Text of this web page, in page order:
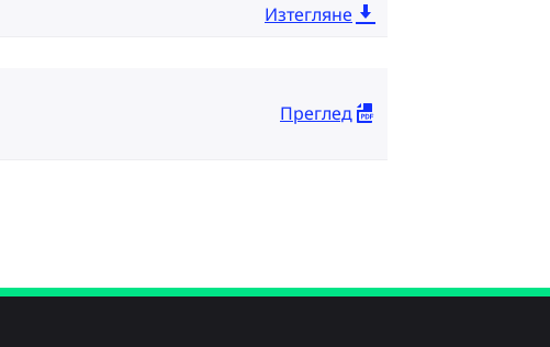
Изтегляне
Преглед